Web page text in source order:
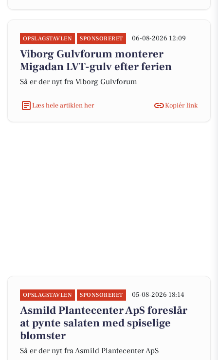
OPSLAGSTAVLEN SPONSORERET 06-08-2026 12:09
Viborg Gulvforum monterer
Migadan LVT-gulv efter ferien
Så er der nyt fra Viborg Gulvforum
Læs hele artiklen her Kopiér link
OPSLAGSTAVLEN SPONSORERET 05-08-2026 18:14
Asmild Plantecenter ApS foreslår
at pynte salaten med spiselige
blomster
Så er der nyt fra Asmild Plantecenter ApS